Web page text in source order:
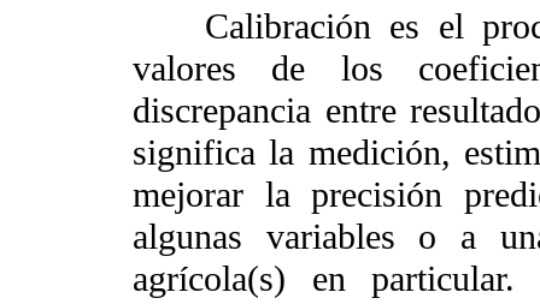
Calibración es el
valores de los
discrepancia entre
significa la medición,
mejorar la precisión
algunas variables o a
agrícola(s) en